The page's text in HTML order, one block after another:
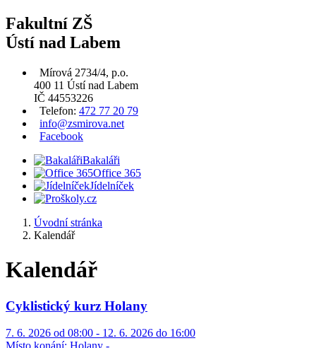
Fakultní ZŠ
Ústí nad Labem
Mírová 2734/4, p.o.
400 11 Ústí nad Labem
IČ 44553226
Telefon: 472 77 20 79
info@zsmirova.net
Facebook
Bakaláři
Office 365
Jídelníček
Úvodní stránka
Kalendář
Kalendář
Cyklistický kurz Holany
7. 6. 2026 od 08:00 - 12. 6. 2026 do 16:00